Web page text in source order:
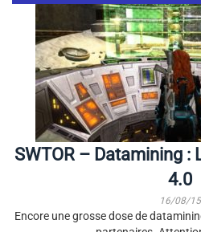
SWTOR – Datamining :
4.0
16/08/15
Encore une grosse dose de